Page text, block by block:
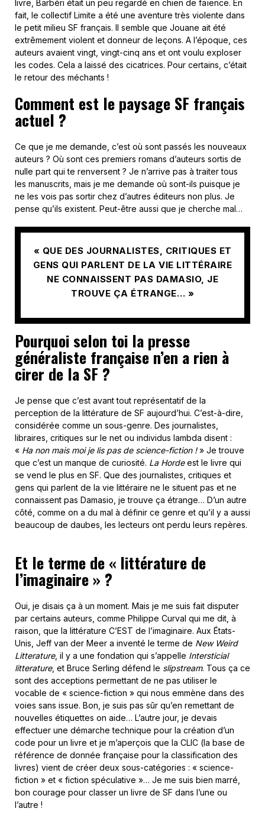
livre, Barbéri était un peu regardé en chien de faïence. En
fait, le collectif Limite a été une aventure très violente dans
le petit milieu SF français. Il semble que Jouane ait été
extrêmement violent et donneur de leçons. A l’époque, ces
auteurs avaient vingt, vingt-cinq ans et ont voulu exploser
les codes. Cela a laissé des cicatrices. Pour certains, c’était
le retour des méchants !
Comment est le paysage SF français
actuel ?
Ce que je me demande, c’est où sont passés les nouveaux
auteurs ? Où sont ces premiers romans d’auteurs sortis de
nulle part qui te renversent ? Je n’arrive pas à traiter tous
les manuscrits, mais je me demande où sont-ils puisque je
ne les vois pas sortir chez d’autres éditeurs non plus. Je
pense qu’ils existent. Peut-être aussi que je cherche mal…
« QUE DES JOURNALISTES, CRITIQUES ET
GENS QUI PARLENT DE LA VIE LITTÉRAIRE
NE CONNAISSENT PAS DAMASIO, JE
TROUVE ÇA ÉTRANGE… »
Pourquoi selon toi la presse
généraliste française n’en a rien à
cirer de la SF ?
Je pense que c’est avant tout représentatif de la
perception de la littérature de SF aujourd’hui. C’est-à-dire,
considérée comme un sous-genre. Des journalistes,
libraires, critiques sur le net ou individus lambda disent :
« Ha non mais moi je lis pas de science-fiction !» Je trouve
que c’est un manque de curiosité. La Hordeest le livre qui
se vend le plus en SF. Que des journalistes, critiques et
gens qui parlent de la vie littéraire ne le situent pas et ne
connaissent pas Damasio, je trouve ça étrange… D’un autre
côté, comme on a du mal à définir ce genre et qu’il y a aussi
beaucoup de daubes, les lecteurs ont perdu leurs repères.
Et le terme de « littérature de
l’imaginaire » ?
Oui, je disais ça à un moment. Mais je me suis fait disputer
par certains auteurs, comme Philippe Curval qui me dit, à
raison, que la littérature C’EST de l’imaginaire. Aux États-
Unis, Jeff van der Meer a inventé le terme de New Weird
Litterature, il y a une fondation qui s’appelle Intersticial
litterature, et Bruce Serling défend le slipstream. Tous ça ce
sont des acceptions permettant de ne pas utiliser le
vocable de « science-fiction » qui nous emmène dans des
voies sans issue. Bon, je suis pas sûr qu’en remettant de
nouvelles étiquettes on aide… L’autre jour, je devais
effectuer une démarche technique pour la création d’un
code pour un livre et je m’aperçois que la CLIC (la base de
référence de donnée française pour la classification des
livres) vient de créer deux sous-catégories : « science-
fiction » et « fiction spéculative »… Je me suis bien marré,
bon courage pour classer un livre de SF dans l’une ou
l’autre !